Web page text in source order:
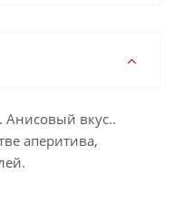
Анисовый вкус..
аперитива,